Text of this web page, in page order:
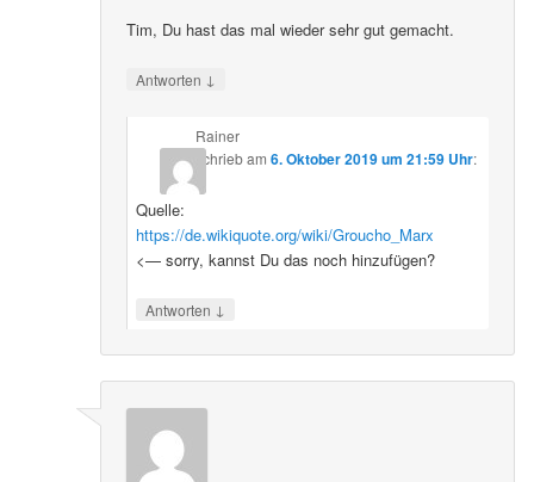
Tim, Du hast das mal wieder sehr gut gemacht.
Antworten ↓
Rainer
schriebam 6. Oktober 2019 um 21:59 Uhr:
Quelle:
https://de.wikiquote.org/wiki/Groucho_Marx
<— sorry, kannst Du das noch hinzufügen?
Antworten ↓